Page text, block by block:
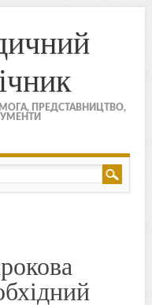
ПРЕДСТАВНИЦТВО,